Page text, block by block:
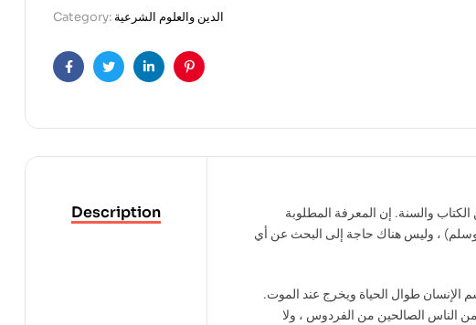
Category: الدين والعلوم الشرعية
FacebookTwitterLinkedinPinterest
Description
والسنة. إن المعرفة المطلوبة
وسلم) ، وليس هناك حاجة إلى البحث عن أي
طوال الحياة ويخرج عند الموت.
من الناس الصالحين من الفردوس ، ولا